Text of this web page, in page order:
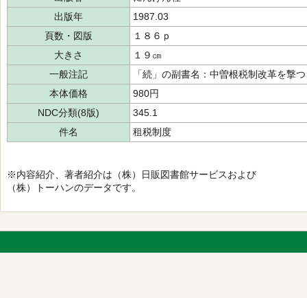
出版年
1987.03
頁数・図版
１８６ｐ
大きさ
１９㎝
一般注記
「続」の副書名：中曽根税制改革を
本体価格
980円
NDC分類(8版)
345.1
件名
租税制度
※内容紹介、著者紹介は（株）日販図書館サービスおよび
（株）トーハンのデータです。